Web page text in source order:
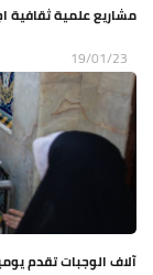
مشاريع علمية ثقافية
19/01/23
آلاف الوجبات تقدم